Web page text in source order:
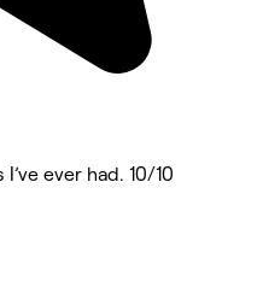
ever had. 10/10